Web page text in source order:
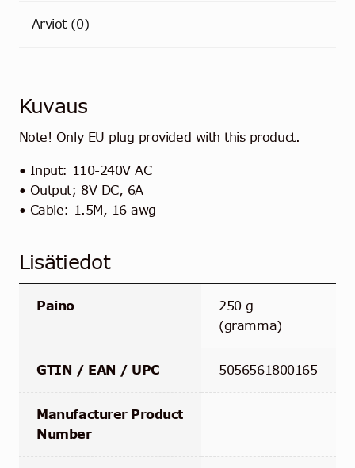
Arviot (0)
Kuvaus
Note! Only EU plug provided with this product.
• Input: 110-240V AC
• Output; 8V DC, 6A
• Cable: 1.5M, 16 awg
Lisätiedot
Paino
250 g
(gramma)
GTIN / EAN / UPC 5056561800165
Manufacturer Product
Number